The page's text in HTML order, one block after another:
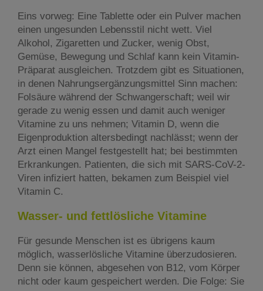
Eins vorweg: Eine Tablette oder ein Pulver machen
einen ungesunden Lebensstil nicht wett. Viel
Alkohol, Zigaretten und Zucker, wenig Obst,
Gemüse, Bewegung und Schlaf kann kein Vitamin-
Präparat ausgleichen. Trotzdem gibt es Situationen,
in denen Nahrungsergänzungsmittel Sinn machen:
Folsäure während der Schwangerschaft; weil wir
gerade zu wenig essen und damit auch weniger
Vitamine zu uns nehmen; Vitamin D, wenn die
Eigenproduktion altersbedingt nachlässt; wenn der
Arzt einen Mangel festgestellt hat; bei bestimmten
Erkrankungen. Patienten, die sich mit SARS-CoV-2-
Viren infiziert hatten, bekamen zum Beispiel viel
Vitamin C.
Wasser- und fettlösliche Vitamine
Für gesunde Menschen ist es übrigens kaum
möglich, wasserlösliche Vitamine überzudosieren.
Denn sie können, abgesehen von B12, vom Körper
nicht oder kaum gespeichert werden. Die Folge: Sie